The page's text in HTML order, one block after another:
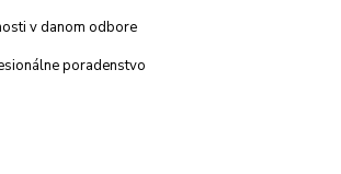
v danom odbore
poradenstvo